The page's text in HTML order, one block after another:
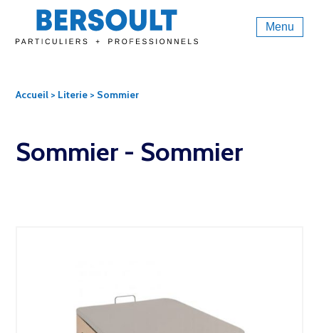
Menu
Accueil > Literie > Sommier
Sommier - Sommier